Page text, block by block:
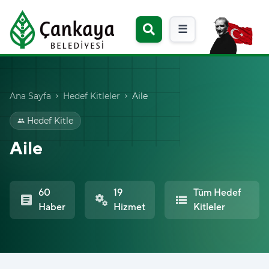
☰
Ana Sayfa chevron_right Hedef Kitleler chevron_right Aile
group Hedef Kitle
Aile
article
60
Haber
miscellaneous_services
19
Hizmet
view_list
Tüm Hedef
Kitleler